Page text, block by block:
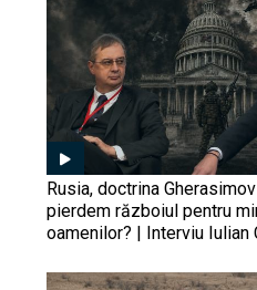
Rusia, doctrina
pierdem războiul pentru
oamenilor? | Interviu Iulian